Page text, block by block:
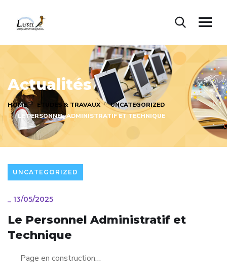
Actualités
HOME ETUDES & TRAVAUX
UNCATEGORIZED
LE PERSONNEL ADMINISTRATIF ET TECHNIQUE
UNCATEGORIZED
_ 13/05/2025
Le Personnel Administratif et
Technique
Page en construction…